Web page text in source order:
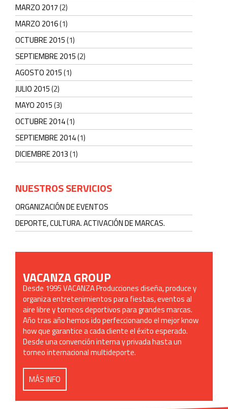
MARZO 2017(2)
MARZO 2016(1)
OCTUBRE 2015(1)
SEPTIEMBRE 2015(2)
AGOSTO 2015(1)
JULIO 2015(2)
MAYO 2015(3)
OCTUBRE 2014(1)
SEPTIEMBRE 2014(1)
DICIEMBRE 2013(1)
NUESTROS SERVICIOS
ORGANIZACIÓN DE EVENTOS
DEPORTE, CULTURA. ACTIVACIÓN DE MARCAS.
VACANZA GROUP
Desde 1995 VACANZA Producciones diseña, produce y
organiza entretenimientos para fiestas, eventos al
aire libre y torneos deportivos para grandes marcas.
Año tras año hemos ido perfeccionando el mejor know
how que garantice a cada cliente el éxito esperado.
Desde una convención interna y privada hasta un
torneo internacional multideporte.
MÁS INFO